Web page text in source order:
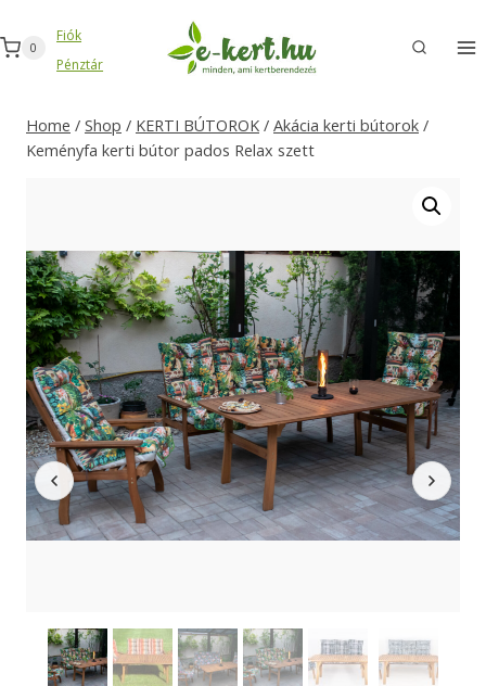
to
content
0
Fiók
Pénztár
Home / Shop / KERTI BÚTOROK / Akácia kerti bútorok /
Keményfa kerti bútor pados Relax szett